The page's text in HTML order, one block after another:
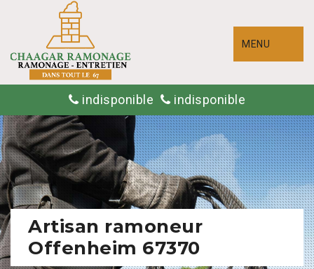
MENU
indisponible indisponible
Artisan ramoneur
Offenheim 67370